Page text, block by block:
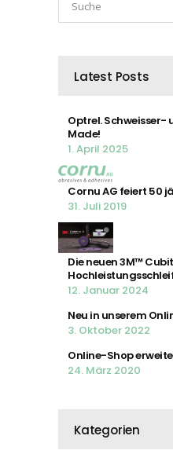
Latest Posts
Optrel. Schweisser-
Made!
1. April 2025
Cornu AG feiert 50
31. Juli 2019
Die neuen 3M™
12. Januar 2024
Neu in unserem
3. Oktober 2022
Online-Shop
24. März 2020
Kategorien